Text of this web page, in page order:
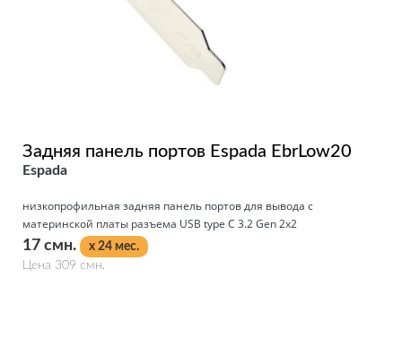
Задняя панель портов Espada EbrLow20
Espada
низкопрофильная задняя панель портов для вывода с
материнской платы разъема USB type C 3.2 Gen 2х2
17 смн.
x 24 мес.
Цена 309 смн.